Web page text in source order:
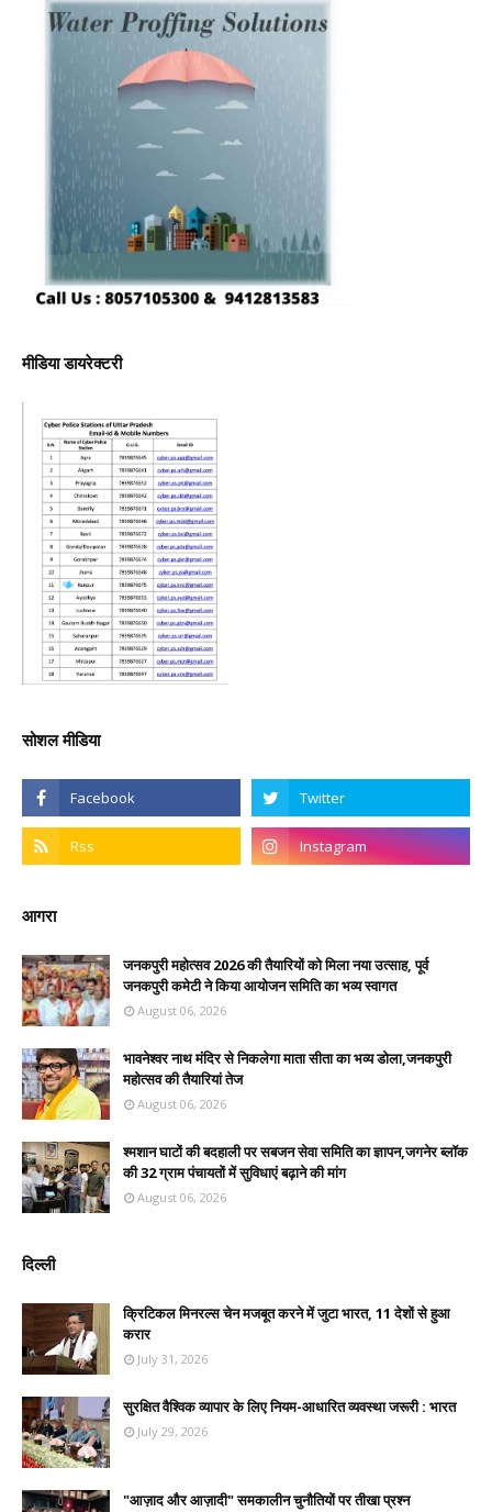
मीडिया डायरेक्टरी
सोशल मीडिया
आगरा
जनकपुरी महोत्सव 2026 की तैयारियों को मिला नया उत्साह, पूर्व
जनकपुरी कमेटी ने किया आयोजन समिति का भव्य स्वागत
August 06, 2026
भावनेश्वर नाथ मंदिर से निकलेगा माता सीता का भव्य डोला,जनकपुरी
महोत्सव की तैयारियां तेज
August 06, 2026
श्मशान घाटों की बदहाली पर सबजन सेवा समिति का ज्ञापन,जगनेर ब्लॉक
की 32 ग्राम पंचायतों में सुविधाएं बढ़ाने की मांग
August 06, 2026
दिल्ली
क्रिटिकल मिनरल्स चेन मजबूत करने में जुटा भारत, 11 देशों से हुआ
करार
July 31, 2026
सुरक्षित वैश्विक व्यापार के लिए नियम-आधारित व्यवस्था जरूरी : भारत
July 29, 2026
"आज़ाद और आज़ादी" समकालीन चुनौतियों पर तीखा प्रश्न